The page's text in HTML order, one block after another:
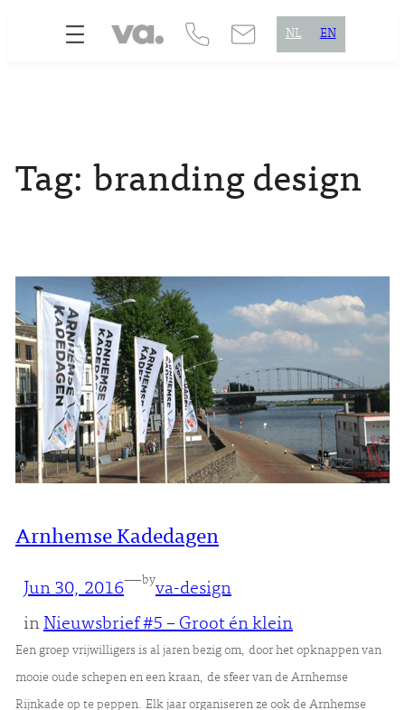
NL EN
Tag: branding design
Arnhemse Kadedagen
Jun 30, 2016—byva-design
in Nieuwsbrief #5 – Groot én klein
Een groep vrijwilligers is al jaren bezig om, door het opknappen van
mooie oude schepen en een kraan, de sfeer van de Arnhemse
Rijnkade op te peppen. Elk jaar organiseren ze ook de Arnhemse